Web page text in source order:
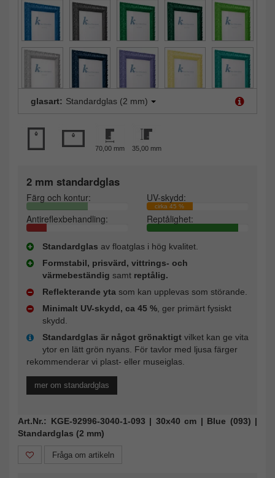
glasart: Standardglas (2 mm)
70,00 mm 35,00 mm
2 mm standardglas
Färg och kontur: UV-skydd:
cirka 45 %
Antireflexbehandling: Reptålighet:
Standardglas av floatglas i hög kvalitet.
Formstabil, prisvärd, vittrings- och
värmebeständig samt reptålig.
Reflekterande yta som kan upplevas som störande.
Minimalt UV-skydd, ca 45 % , ger primärt fysiskt
skydd.
Standardglas är något grönaktigt vilket kan ge vita
ytor en lätt grön nyans. För tavlor med ljusa färger
rekommenderar vi plast- eller museiglas.
mer om standardglas
Art.Nr.: KGE-92996-3040-1-093 | 30x40 cm | Blue (093) |
Standardglas (2 mm)
Fråga om artikeln